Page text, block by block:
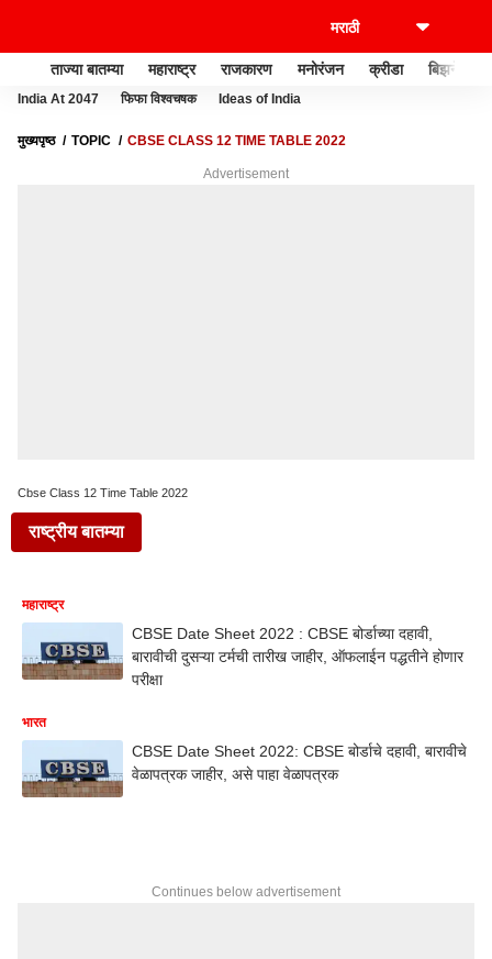
ताज्या बातम्या महाराष्ट्र राजकारण मनोरंजन क्रीडा बिझनेस
India At 2047 फिफा विश्वचषक Ideas of India
मुख्यपृष्ठ TOPIC CBSE CLASS 12 TIME TABLE 2022
Advertisement
Cbse Class 12 Time Table 2022
राष्ट्रीय बातम्या
महाराष्ट्र
CBSE Date Sheet 2022 : CBSE बोर्डाच्या दहावी,
बारावीची दुसऱ्या टर्मची तारीख जाहीर, ऑफलाईन पद्धतीने होणार
परीक्षा
भारत
CBSE Date Sheet 2022: CBSE बोर्डाचे दहावी, बारावीचे
वेळापत्रक जाहीर, असे पाहा वेळापत्रक
Continues below advertisement